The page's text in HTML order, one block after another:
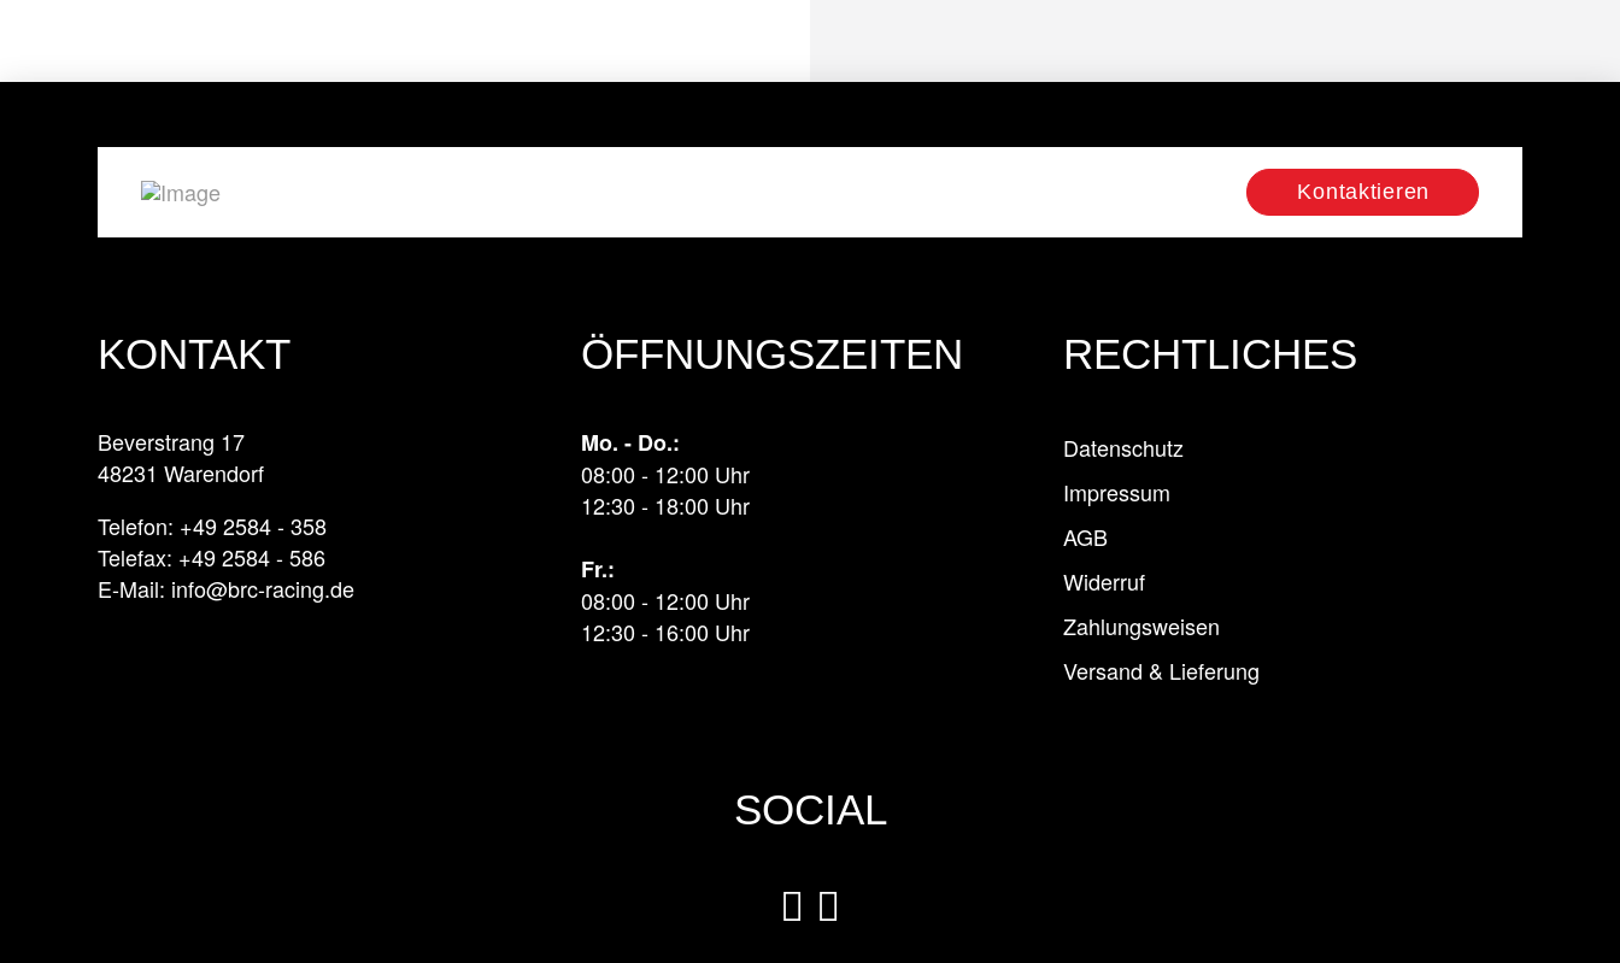
Kontaktieren
KONTAKT
Beverstrang 17
48231 Warendorf
Telefon: +49 2584 - 358
Telefax: +49 2584 - 586
E-Mail: info@brc-racing.de
SOCIAL
ÖFFNUNGSZEITEN
Mo. - Do.:
08:00 - 12:00 Uhr
12:30 - 18:00 Uhr
Fr.:
08:00 - 12:00 Uhr
12:30 - 16:00 Uhr
RECHTLICHES
Datenschutz
Impressum
AGB
Widerruf
Zahlungsweisen
Versand & Lieferung